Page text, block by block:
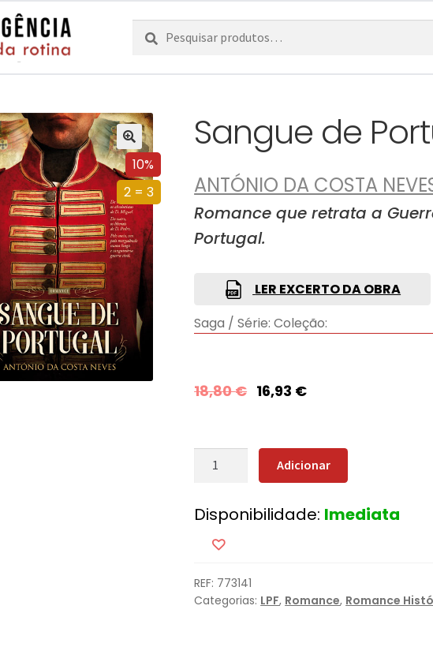
Pesquisar
por:
Pesquisa
10%
2 = 3
Sangue de
ANTÓNIO DA COSTA
Romance que retrata a
Portugal.
LER EXCERTO DA OBRA
Saga / Série: Coleção:
18,80€ 16,93 €
Quantidade
de
Portugal
Adicionar
Disponibilidade: Imediata
REF: 773141
Categorias: LPF, Romance, Romance